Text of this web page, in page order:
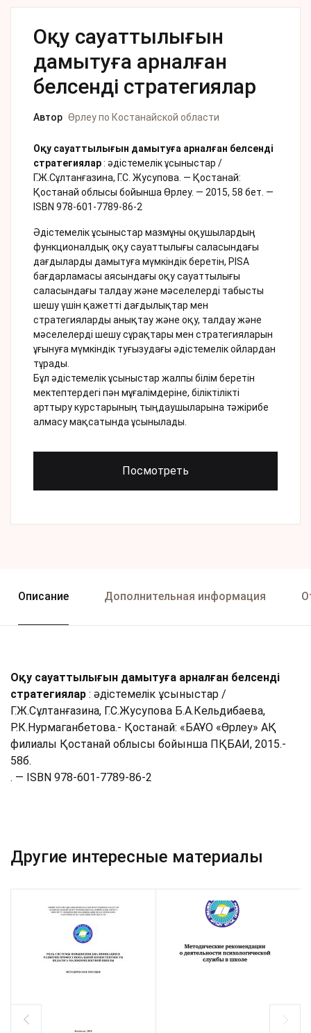
Оқу сауаттылығын
дамытуға арналған
белсенді стратегиялар
Автор Өрлеу по Костанайской области
Оқу сауаттылығын дамытуға арналған белсенді
стратегиялар: әдістемелік ұсыныстар /
Г.Ж.Сұлтанғазина, Г.С. Жусупова. — Қостанай:
Қостанай облысы бойынша Өрлеу. — 2015, 58 бет. —
ISBN 978-601-7789-86-2
Әдістемелік ұсыныстар мазмұны оқушылардың
функционалдық оқу сауаттылығы саласындағы
дағдыларды дамытуға мүмкіндік беретін, PISA
бағдарламасы аясындағы оқу сауаттылығы
саласындағы талдау және мәселелерді табысты
шешу үшін қажетті дағдылықтар мен
стратегияларды анықтау және оқу, талдау және
мәселелерді шешу сұрақтары мен стратегияларын
ұғынуға мүмкіндік туғызудағы әдістемелік ойлардан
тұрады.
Бұл әдістемелік ұсыныстар жалпы білім беретін
мектептердегі пән мұғалімдеріне, біліктілікті
арттыру курстарының тыңдаушыларына тәжірибе
алмасу мақсатында ұсынылады.
Посмотреть
Описание Дополнительная информация
Оқу сауаттылығын дамытуға арналған белсенді
стратегиялар : әдістемелік ұсыныстар /
Г.Ж.Сұлтанғазина, Г.С.Жусупова Б.А.Кельдибаева,
Р.К.Нурмаганбетова.- Қостанай: «БАҰО «Өрлеу» АҚ
филиалы Қостанай облысы бойынша ПҚБАИ, 2015.-
58б.
. — ISBN 978-601-7789-86-2
Другие интересные материалы